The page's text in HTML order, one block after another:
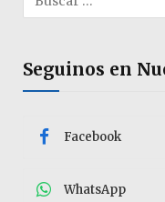
Seguinos en
Facebook
WhatsApp